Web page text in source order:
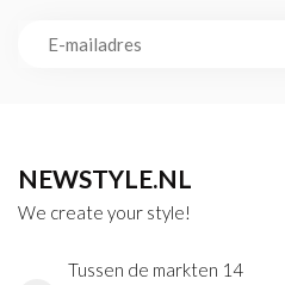
NEWSTYLE.NL
We create your style!
Tussen de markten 14